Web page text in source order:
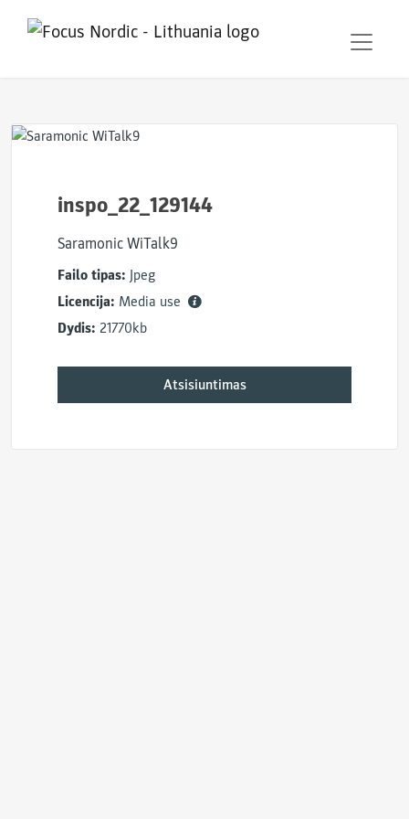
inspo_22_129144
Saramonic WiTalk9
Failo tipas: Jpeg
Licencija: Media use
Dydis: 21770kb
Atsisiuntimas